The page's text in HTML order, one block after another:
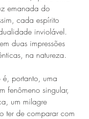
emanada do
cada espírito
inviolável.
duas impressões
na natureza.
portanto, uma
fenômeno singular,
um milagre
ter de comparar com